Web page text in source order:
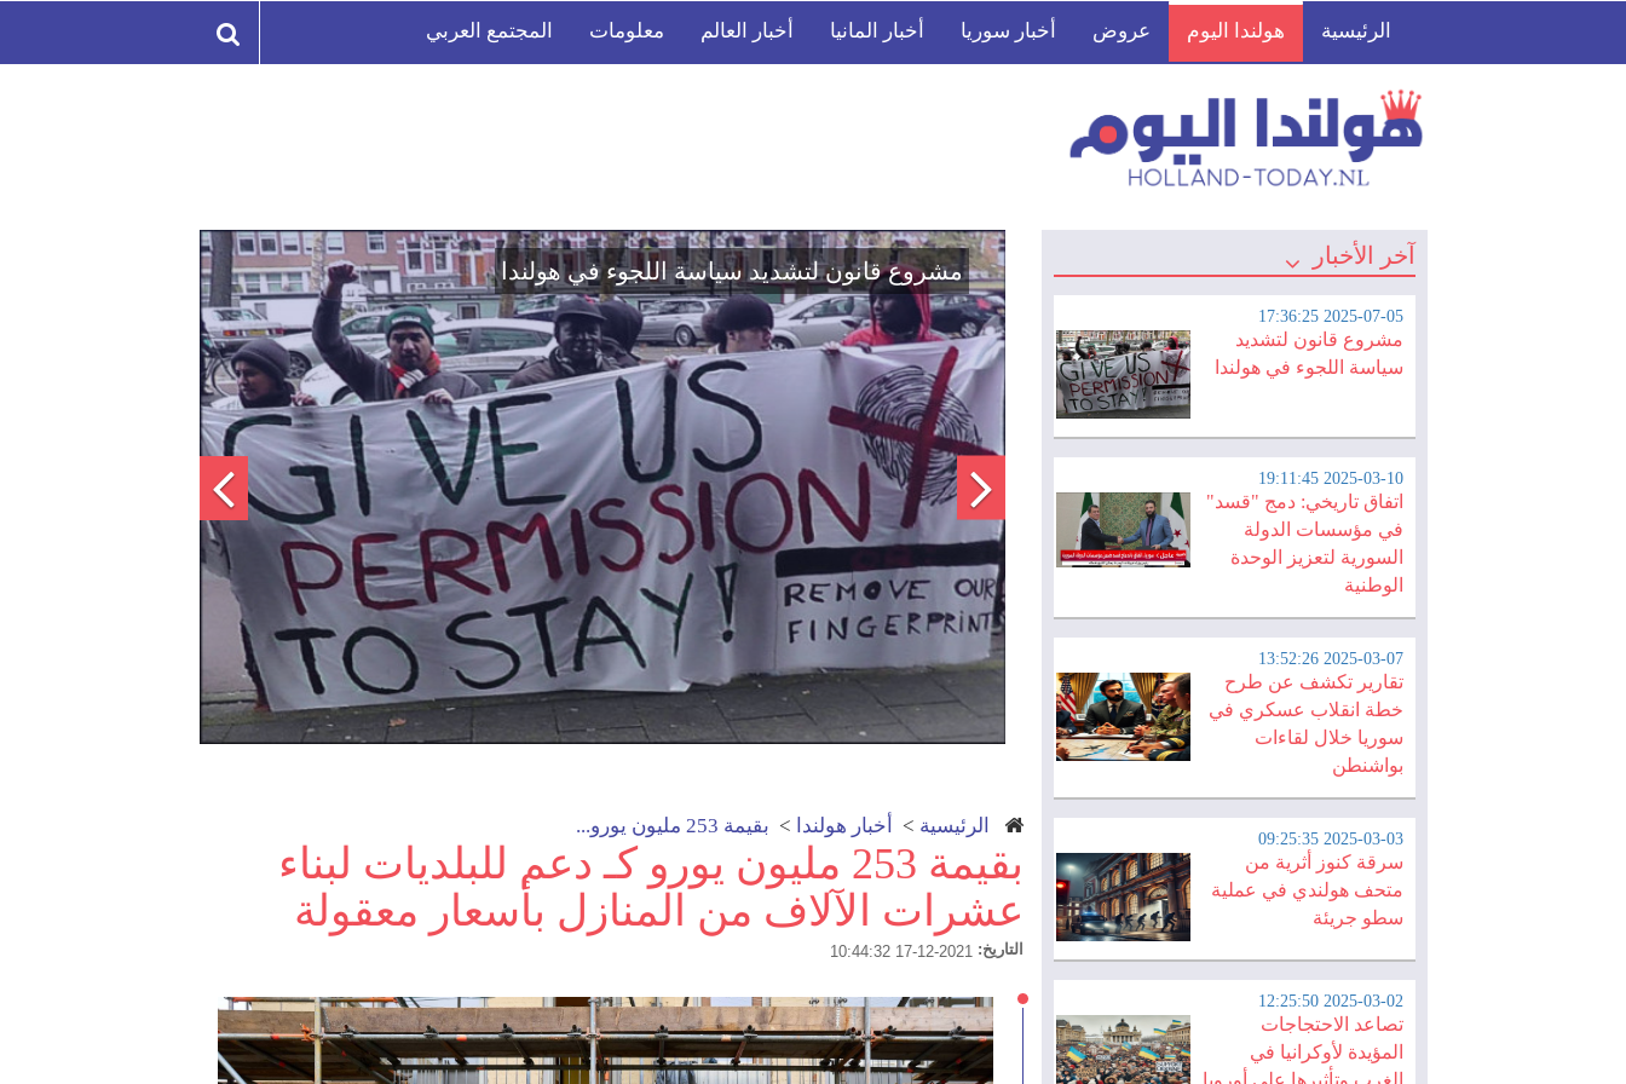
الرئيسية هولندا اليوم عروض أخبار سوريا أخبار المانيا أخبار العالم معلومات المجتمع العربي
آخر الأخبار
2025-07-05 17:36:25
مشروع قانون لتشديد
سياسة اللجوء في هولندا
2025-03-10 19:11:45
اتفاق تاريخي: دمج "قسد"
في مؤسسات الدولة
السورية لتعزيز الوحدة
الوطنية
2025-03-07 13:52:26
تقارير تكشف عن طرح
خطة انقلاب عسكري في
سوريا خلال لقاءات
بواشنطن
2025-03-03 09:25:35
سرقة كنوز أثرية من
متحف هولندي في عملية
سطو جريئة
2025-03-02 12:25:50
تصاعد الاحتجاجات
المؤيدة لأوكرانيا في
اتفاق تاريخي: دمج "قسد" في مؤسسات الدولة السورية لتعزيز الوحدة
الوطنية
الرئيسية > أخبار هولندا > بقيمة 253 مليون يورو...
بقيمة 253 مليون يورو كـ دعم للبلديات لبناء
عشرات الآلاف من المنازل بأسعار معقولة
التاريخ: